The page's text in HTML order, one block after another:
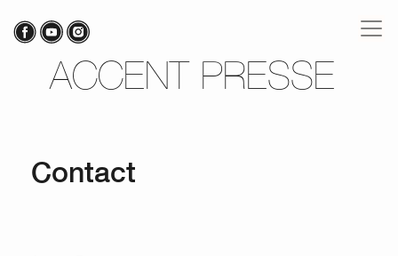
ACCENT PRESSE
Contact